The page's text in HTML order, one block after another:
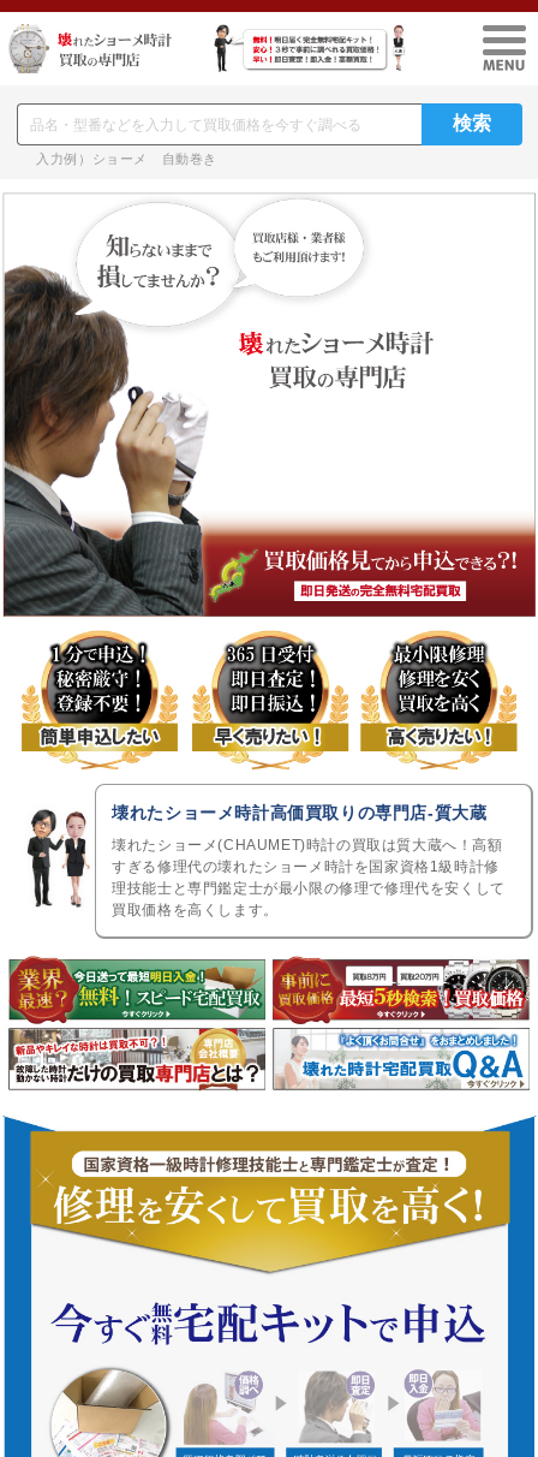
入力例）ショーメ 自動巻き
壊れたショーメ時計高価買取りの専門店-質大蔵
壊れたショーメ(CHAUMET)時計の買取は質大蔵へ！高額
すぎる修理代の壊れたショーメ時計を国家資格1級時計修
理技能士と専門鑑定士が最小限の修理で修理代を安くして
買取価格を高くします。